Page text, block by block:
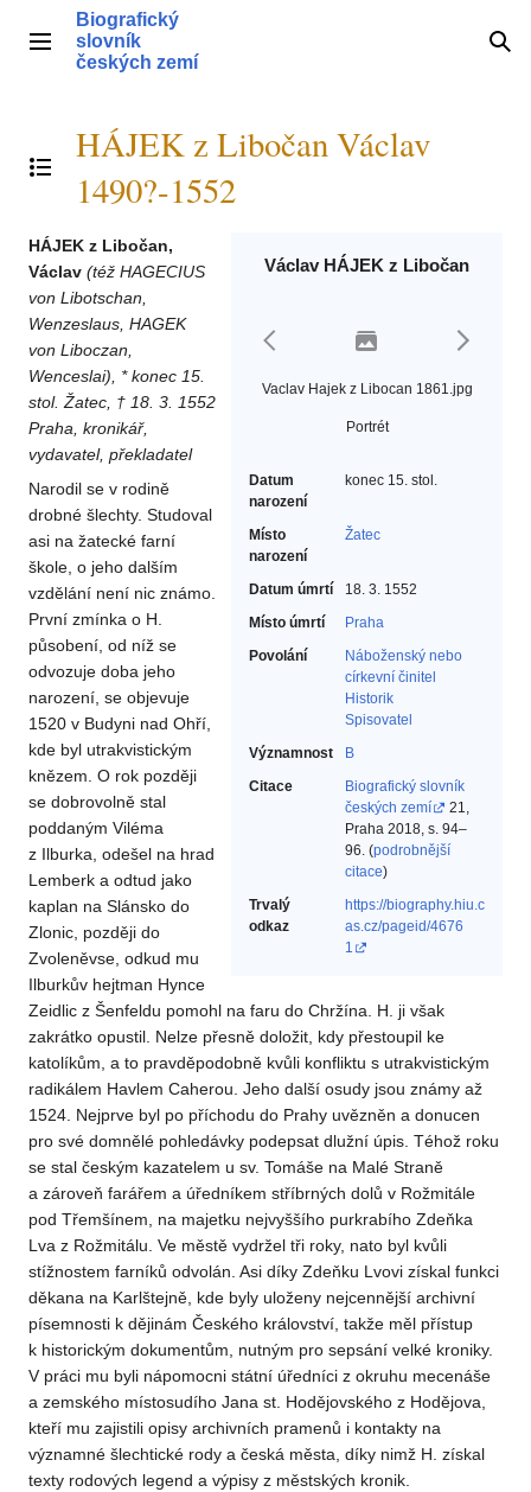
obsahHlavní menu
Biografický
slovník
českých zemí
Přepnout obsah
HÁJEK z Libočan Václav
1490?-1552
Václav HÁJEK z Libočan
Vaclav Hajek z Libocan 1861.jpg
Portrét
Datum
narození
konec 15. stol.
Místo
narození
Žatec
Datum úmrtí
18. 3. 1552
Místo úmrtí
Praha
Povolání
Náboženský nebo
církevní činitel‎
Historik‎
Spisovatel‎
Významnost
B
Citace
Biografický slovník
českých zemí
21,
Praha 2018, s. 94–
96. (podrobnější
citace)
Trvalý
odkaz
https://biography.hiu.c
as.cz/pageid/4676
1
HÁJEK z Libočan,
Václav (též HAGECIUS
von Libotschan,
Wenzeslaus, HAGEK
von Liboczan,
Wenceslai), * konec 15.
stol. Žatec, † 18. 3. 1552
Praha, kronikář,
vydavatel, překladatel
Narodil se v rodině
drobné šlechty. Studoval
asi na žatecké farní
škole, o jeho dalším
vzdělání není nic známo.
První zmínka o H.
působení, od níž se
odvozuje doba jeho
narození, se objevuje
1520 v Budyni nad Ohří,
kde byl utrakvistickým
knězem. O rok později
se dobrovolně stal
poddaným Viléma
z Ilburka, odešel na hrad
Lemberk a odtud jako
kaplan na Slánsko do
Zlonic, později do
Zvoleněvse, odkud mu
Ilburkův hejtman Hynce
Zeidlic z Šenfeldu pomohl na faru do Chržína. H. ji však
zakrátko opustil. Nelze přesně doložit, kdy přestoupil ke
katolíkům, a to pravděpodobně kvůli konfliktu s utrakvistickým
radikálem Havlem Caherou. Jeho další osudy jsou známy až
1524. Nejprve byl po příchodu do Prahy uvězněn a donucen
pro své domnělé pohledávky podepsat dlužní úpis. Téhož roku
se stal českým kazatelem u sv. Tomáše na Malé Straně
a zároveň farářem a úředníkem stříbrných dolů v Rožmitále
pod Třemšínem, na majetku nejvyššího purkrabího Zdeňka
Lva z Rožmitálu. Ve městě vydržel tři roky, nato byl kvůli
stížnostem farníků odvolán. Asi díky Zdeňku Lvovi získal funkci
děkana na Karlštejně, kde byly uloženy nejcennější archivní
písemnosti k dějinám Českého království, takže měl přístup
k historickým dokumentům, nutným pro sepsání velké kroniky.
V práci mu byli nápomocni státní úředníci z okruhu mecenáše
a zemského místosudího Jana st. Hodějovského z Hodějova,
kteří mu zajistili opisy archivních pramenů i kontakty na
významné šlechtické rody a česká města, díky nimž H. získal
texty rodových legend a výpisy z městských kronik.